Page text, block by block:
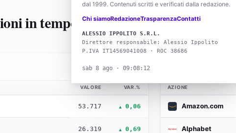
dal 1999. Contenuti scritti e verificati dalla redazione.
Chi siamoRedazioneTrasparenzaContatti
ALESSIO IPPOLITO S.R.L.
Direttore responsabile: Alessio Ippolito
P.IVA IT14569041008 · ROC 38686
sab 8 ago · 09:08:14
in tempo reale
Tutti →
VALORE VAR.%
53.717 ▲ 0,06
26.319 ▲ 0,69
AZIONE
Amazon.com
Alphabet